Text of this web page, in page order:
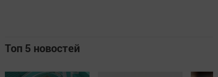
Топ 5 новостей